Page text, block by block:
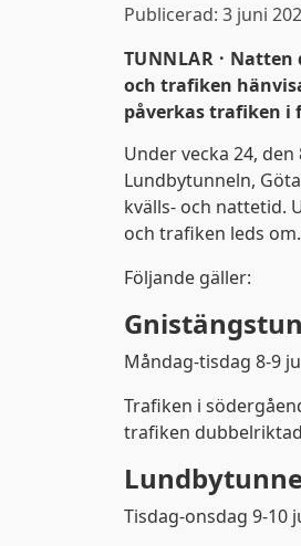
Publicerad: 3 juni
TUNNLAR · Natten
och trafiken
påverkas trafiken i
Under vecka 24,
Lundbytunneln,
kvälls- och nattetid.
och trafiken leds
Följande gäller:
Måndag-tisdag 8-9
Trafiken i
trafiken
Tisdag-onsdag 9-10